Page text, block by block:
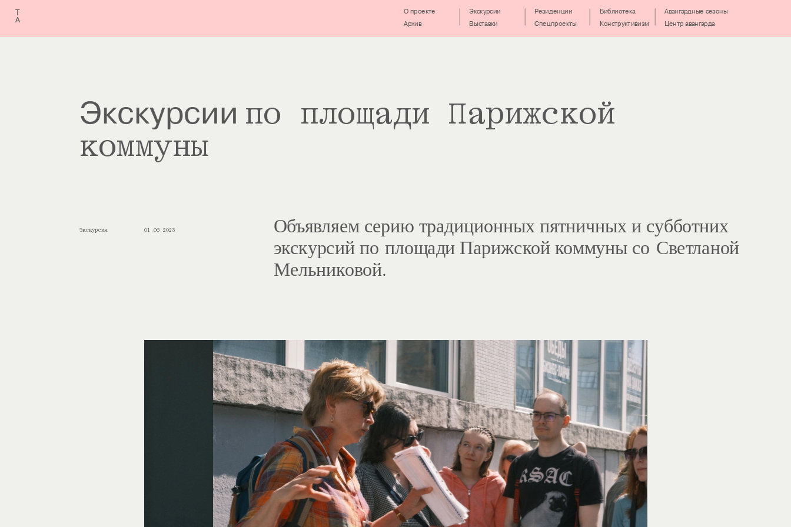
Экскурсии по площади Парижской
коммуны
Объявляем серию традиционных пятничных и субботних
экскурсий по площади Парижской коммуны со Светланой
Мельниковой.
Экскурсия 01.06.2023
2 /
Резиденции
Спецпроекты
Т
А
Экскурсии
Выставки
О проекте
Архив
Библиотека
Конструктивизм
Авангардные сезоны
Центр авангарда